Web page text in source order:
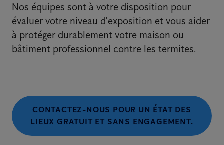
Nos équipes sont à votre disposition pour
évaluer votre niveau d’exposition et vous aider
à protéger durablement votre maison ou
bâtiment professionnel contre les termites.
CONTACTEZ-NOUS POUR UN ÉTAT DES
LIEUX GRATUIT ET SANS ENGAGEMENT.